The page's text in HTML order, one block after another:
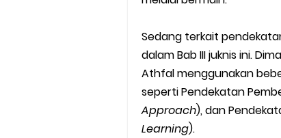
Sedang terkait
dalam Bab III juknis ini.
Athfal menggunakan
seperti Pendekatan
Approach), dan
Learning).